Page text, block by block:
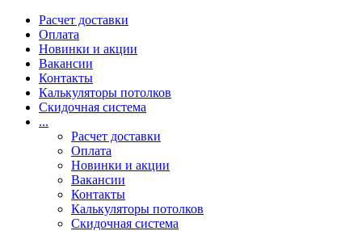
Расчет доставки
Оплата
Новинки и акции
Вакансии
Контакты
Калькуляторы потолков
Скидочная система
...
Расчет доставки
Оплата
Новинки и акции
Вакансии
Контакты
Калькуляторы потолков
Скидочная система